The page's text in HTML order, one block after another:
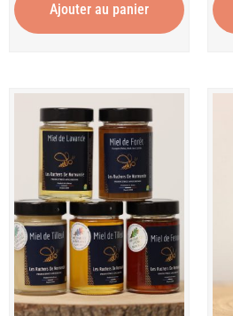
Ajouter au panier